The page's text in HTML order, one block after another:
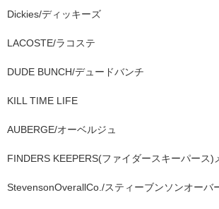
Dickies/ディッキーズ
LACOSTE/ラコステ
DUDE BUNCH/デュードバンチ
KILL TIME LIFE
AUBERGE/オーベルジュ
FINDERS KEEPERS(ファイダースキーパース)
StevensonOverallCo./スティーブンソンオーバ